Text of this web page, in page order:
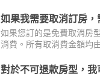
如果我需要取消訂房，
如果您訂的是免費取消房
消費。所有取消費金額均
對於不可退款房型，